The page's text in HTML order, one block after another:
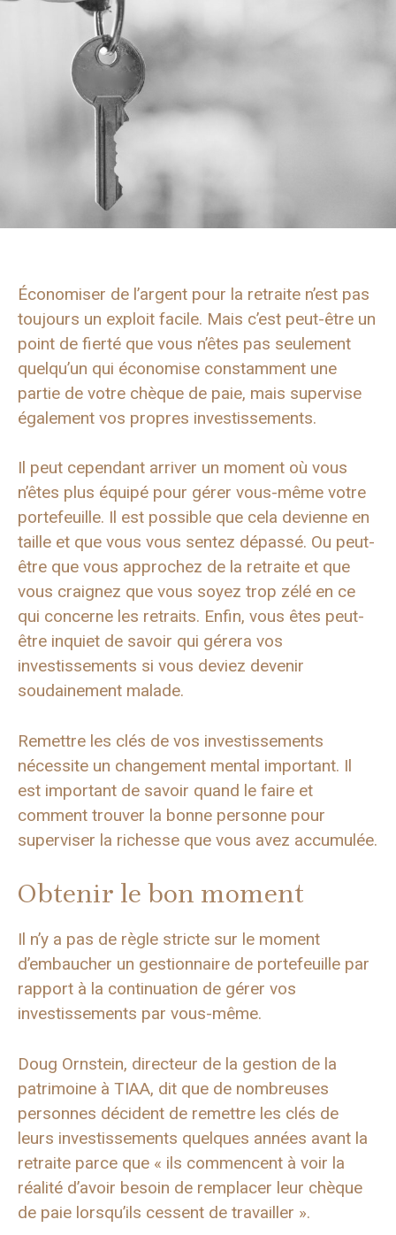
Économiser de l’argent pour la retraite n’est pas
toujours un exploit facile. Mais c’est peut-être un
point de fierté que vous n’êtes pas seulement
quelqu’un qui économise constamment une
partie de votre chèque de paie, mais supervise
également vos propres investissements.
Il peut cependant arriver un moment où vous
n’êtes plus équipé pour gérer vous-même votre
portefeuille. Il est possible que cela devienne en
taille et que vous vous sentez dépassé. Ou peut-
être que vous approchez de la retraite et que
vous craignez que vous soyez trop zélé en ce
qui concerne les retraits. Enfin, vous êtes peut-
être inquiet de savoir qui gérera vos
investissements si vous deviez devenir
soudainement malade.
Remettre les clés de vos investissements
nécessite un changement mental important. Il
est important de savoir quand le faire et
comment trouver la bonne personne pour
superviser la richesse que vous avez accumulée.
Obtenir le bon moment
Il n’y a pas de règle stricte sur le moment
d’embaucher un gestionnaire de portefeuille par
rapport à la continuation de gérer vos
investissements par vous-même.
Doug Ornstein, directeur de la gestion de la
patrimoine à TIAA, dit que de nombreuses
personnes décident de remettre les clés de
leurs investissements quelques années avant la
retraite parce que « ils commencent à voir la
réalité d’avoir besoin de remplacer leur chèque
de paie lorsqu’ils cessent de travailler ».